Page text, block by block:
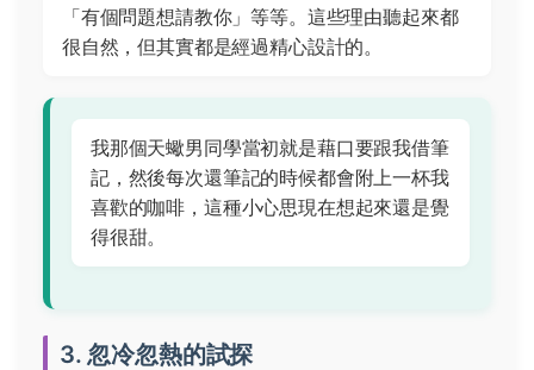
「有個問題想請教你」等等。這些理由聽起來都
很自然，但其實都是經過精心設計的。
我那個天蠍男同學當初就是藉口要跟我借筆
記，然後每次還筆記的時候都會附上一杯我
喜歡的咖啡，這種小心思現在想起來還是覺
得很甜。
3. 忽冷忽熱的試探